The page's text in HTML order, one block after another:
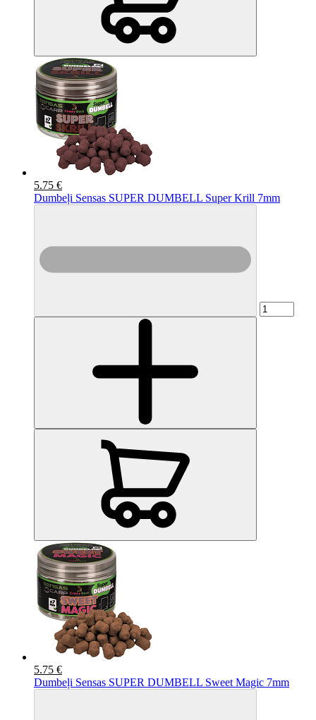
5.75 €
Dumbeļi Sensas SUPER DUMBELL Super Krill 7mm
5.75 €
Dumbeļi Sensas SUPER DUMBELL Sweet Magic 7mm